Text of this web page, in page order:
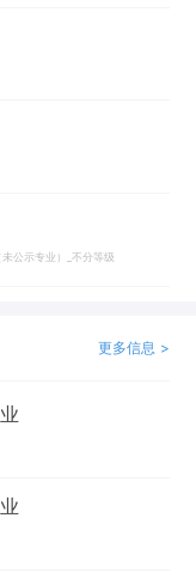
公示专业）_不分等级
更多信息 >